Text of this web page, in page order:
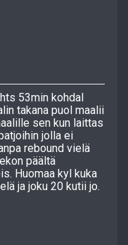
53min kohdal
takana puol maalii
sen kun laittas
jolla ei
rebound vielä
päältä
Huomaa kyl kuka
ja joku 20 kutii jo.